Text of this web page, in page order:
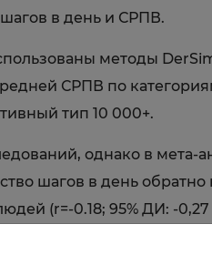
в день и СРПВ.
методы
СРПВ по
тип 10 000+.
однако в мета-
шагов в день обратно
(r=-0.18; 95% ДИ: -0,27
что объединенная